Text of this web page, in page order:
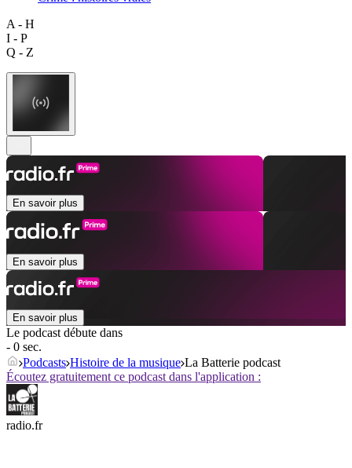
A - H
I - P
Q - Z
En savoir plus
En savoir plus
En savoir plus
Le podcast débute dans
- 0 sec.
Podcasts Histoire de la musique La Batterie podcast
Écoutez gratuitement ce podcast dans l'application :
radio.fr